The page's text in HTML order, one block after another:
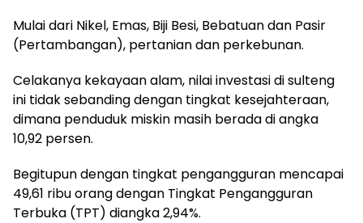
Mulai dari Nikel, Emas, Biji Besi, Bebatuan dan Pasir
(Pertambangan), pertanian dan perkebunan.
Celakanya kekayaan alam, nilai investasi di sulteng
ini tidak sebanding dengan tingkat kesejahteraan,
dimana penduduk miskin masih berada di angka
10,92 persen.
Begitupun dengan tingkat pengangguran mencapai
49,61 ribu orang dengan Tingkat Pengangguran
Terbuka (TPT) diangka 2,94%.